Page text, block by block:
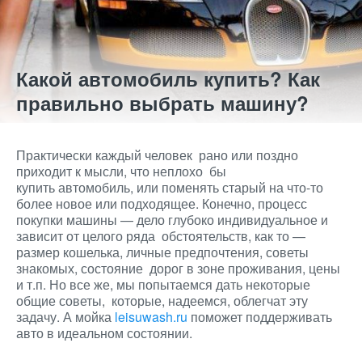
Какой автомобиль купить? Как
правильно выбрать машину?
Практически каждый человек рано или поздно
приходит к мысли, что неплохо бы
купить автомобиль, или поменять старый на что-то
более новое или подходящее. Конечно, процесс
покупки машины — дело глубоко индивидуальное и
зависит от целого ряда обстоятельств, как то —
размер кошелька, личные предпочтения, советы
знакомых, состояние дорог в зоне проживания, цены
и т.п. Но все же, мы попытаемся дать некоторые
общие советы, которые, надеемся, облегчат эту
задачу. А мойка leisuwash.ru поможет поддерживать
авто в идеальном состоянии.